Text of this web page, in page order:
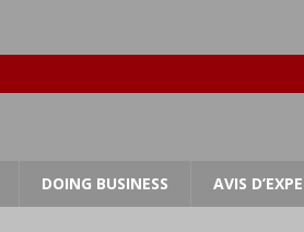
DOING BUSINESS AVIS